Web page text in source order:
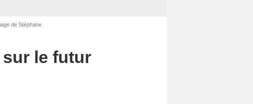
de Stéphane
sur le futur